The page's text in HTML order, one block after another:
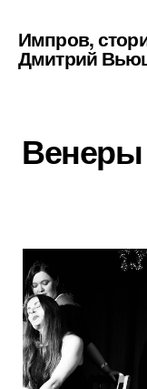
Импров,
Дмитрий
Венеры